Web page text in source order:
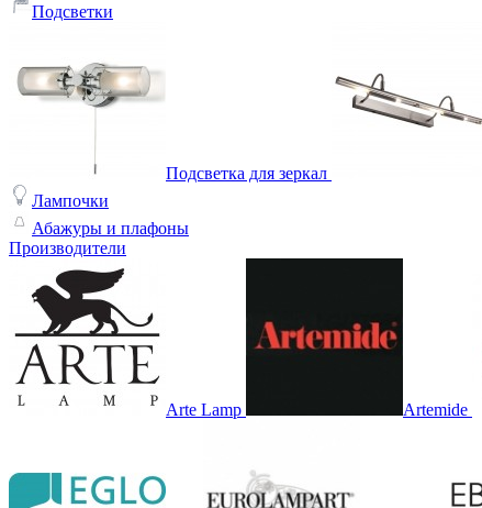
Подсветки
Подсветка для зеркал
Лампочки
Абажуры и плафоны
Производители
Arte Lamp Artemide